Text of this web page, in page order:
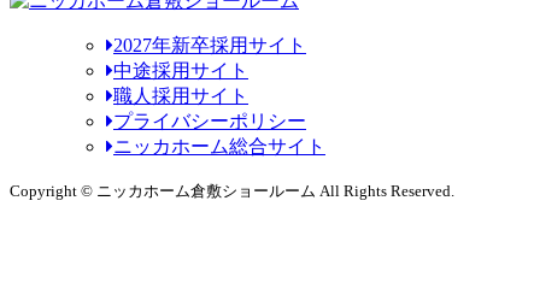
2027年新卒採用サイト
中途採用サイト
職人採用サイト
プライバシーポリシー
ニッカホーム総合サイト
Copyright © ニッカホーム倉敷ショールーム All Rights Reserved.